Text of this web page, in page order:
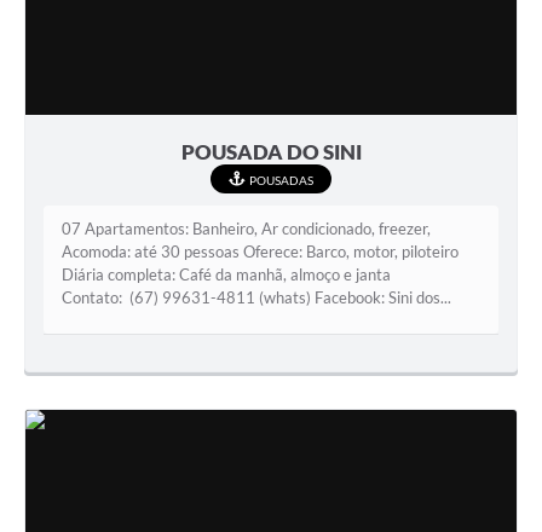
POUSADA DO SINI
POUSADAS
07 Apartamentos: Banheiro, Ar condicionado, freezer,
Acomoda: até 30 pessoas Oferece: Barco, motor, piloteiro
Diária completa: Café da manhã, almoço e janta
Contato: (67) 99631-4811 (whats) Facebook: Sini dos...